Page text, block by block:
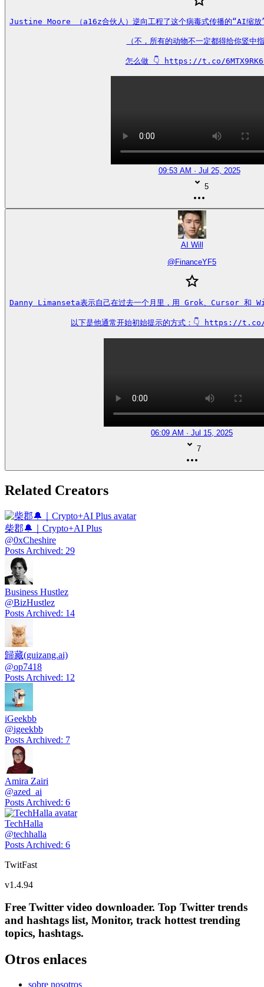
Justine Moore （a16z合伙人）逆向工程了这个病毒式传播的“AI缩放”
（不，所有的动物不一定都得给你竖中
怎么做 👇 https://t.co/
09:53 AM · Jul 25, 2025
5
AI Will
@ FinanceYF5
Danny Limanseta表示自己在过去一个月里，用 Grok、Cursor 和
以下是他通常开始初始提示的方式：👇 https://
06:09 AM · Jul 15, 2025
7
Related Creators
柴郡🔔｜Crypto+AI Plus
@0xCheshire
Posts Archived: 29
Business Hustlez
@BizHustlez
Posts Archived: 14
歸藏(guizang.ai)
@op7418
Posts Archived: 12
iGeekbb
@igeekbb
Posts Archived: 7
Amira Zairi
@azed_ai
Posts Archived: 6
TechHalla
@techhalla
Posts Archived: 6
TwitFast
v1.4.94
Free Twitter video downloader. Top Twitter trends
and hashtags list, Monitor, track hottest trending
topics, hashtags.
Otros enlaces
sobre nosotros